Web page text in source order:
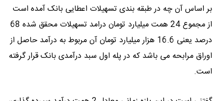
بر اساس آن چه در طبقه بندی تسهیلات اعطایی بانک آمده است
از مجموع 24 همت میلیارد تومان درامد تسهیلات محقق شده 68
درصد یعنی 16.6 هزار میلیارد تومان آن مربوط به درآمد حاصل از
اوراق مرابحه می باشد که در پله اول سبد درآمدی بانک قرار گرفته
است.